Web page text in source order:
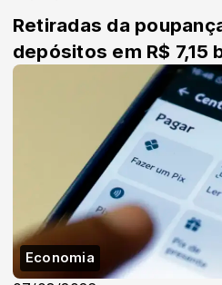
Retiradas da
depósitos em R$ 7,15
Economia